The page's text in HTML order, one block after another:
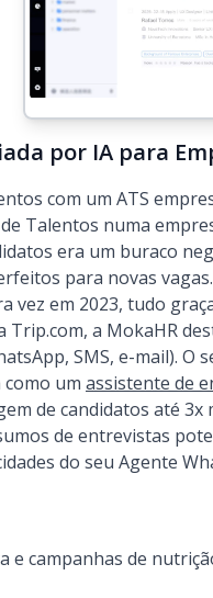
por IA para
com um ATS
Talentos numa
era um buraco
para novas
em 2023, tudo
Trip.com, a MokaHR
SMS, e-mail). O
um assistente de
de candidatos até 3x
de entrevistas
do seu Agente
e campanhas de